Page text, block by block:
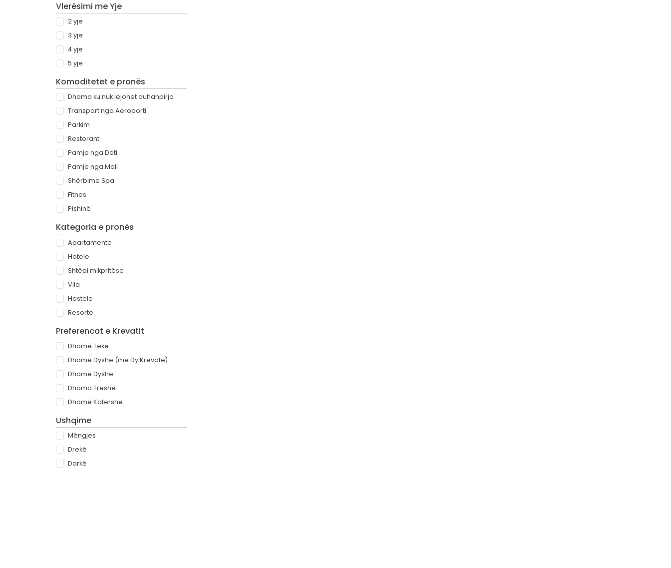
Vlerësimi me Yje
2 yje
3 yje
4 yje
5 yje
Komoditetet e pronës
Dhoma ku nuk lejohet duhanpirja
Transport nga Aeroporti
Parkim
Restorant
Pamje nga Deti
Pamje nga Mali
Shërbime Spa
Fitnes
Pishinë
Kategoria e pronës
Apartamente
Hotele
Shtëpi mikpritëse
Vila
Hostele
Resorte
Preferencat e Krevatit
Dhomë Teke
Dhomë Dyshe (me Dy Krevatë)
Dhomë Dyshe
Dhoma Treshe
Dhomë Katërshe
Ushqime
Mëngjes
Drekë
Darkë